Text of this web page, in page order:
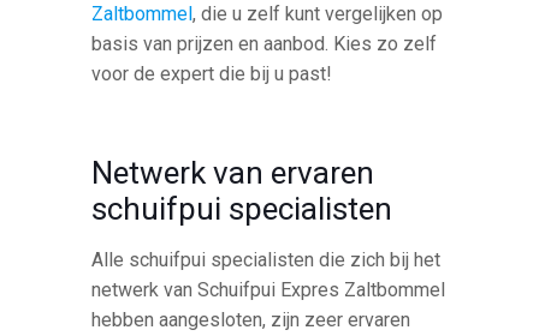
Zaltbommel, die u zelf kunt vergelijken op
basis van prijzen en aanbod. Kies zo zelf
voor de expert die bij u past!
Netwerk van ervaren
schuifpui specialisten
Alle schuifpui specialisten die zich bij het
netwerk van Schuifpui Expres Zaltbommel
hebben aangesloten, zijn zeer ervaren